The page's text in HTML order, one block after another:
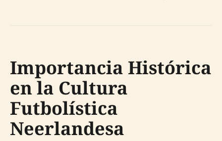
Importancia Histórica
en la Cultura
Futbolística
Neerlandesa